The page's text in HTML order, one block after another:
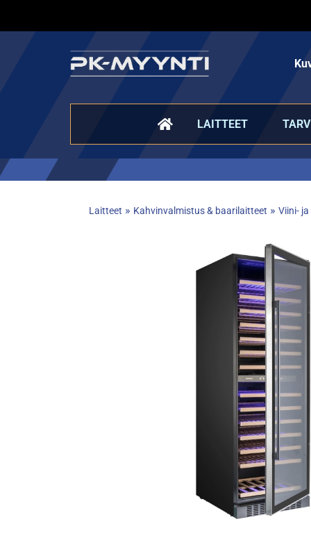
LAITTEET
Laitteet » Kahvinvalmistus & baarilaitteet » Viini-